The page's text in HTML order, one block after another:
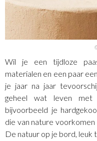
Wil je een tijdloze
materialen en een paar
je jaar na jaar
geheel wat leven met
bijvoorbeeld je
die van nature
De natuur op je bord, leuk